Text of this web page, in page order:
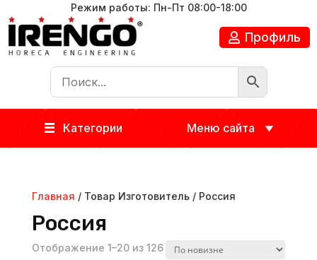
Режим работы: Пн-Пт 08:00-18:00
Профиль
Категории Меню сайта
Главная / Товар Изготовитель / Россия
Россия
Отображение 1–20 из 126